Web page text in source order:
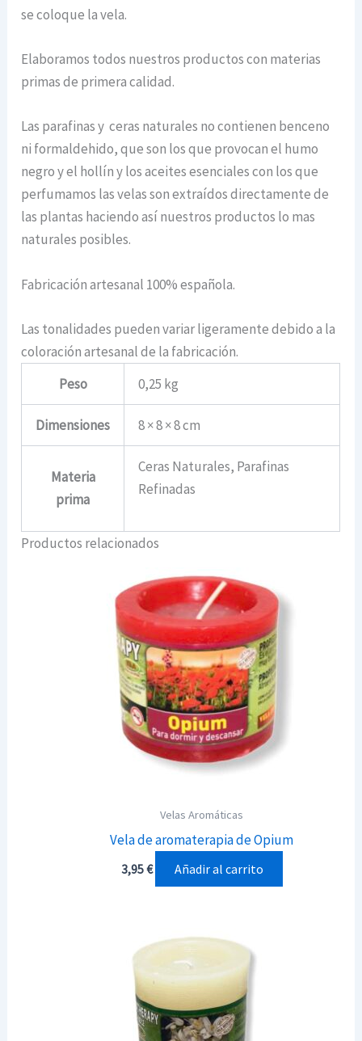
se coloque la vela.
Elaboramos todos nuestros productos con materias
primas de primera calidad.
Las parafinas y ceras naturales no contienen benceno
ni formaldehido, que son los que provocan el humo
negro y el hollín y los aceites esenciales con los que
perfumamos las velas son extraídos directamente de
las plantas haciendo así nuestros productos lo mas
naturales posibles.
Fabricación artesanal 100% española.
Las tonalidades pueden variar ligeramente debido a la
coloración artesanal de la fabricación.
Peso
0,25 kg
Dimensiones 8 × 8 × 8 cm
Materia
prima
Ceras Naturales, Parafinas
Refinadas
Productos relacionados
Velas Aromáticas
Vela de aromaterapia de Opium
3,95€ Añadir al carrito